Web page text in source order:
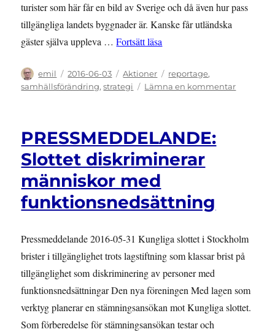
turister som här får en bild av Sverige och då även hur pass
tillgängliga landets byggnader är. Kanske får utländska
gäster själva uppleva …Fortsätt läsa
Författare
emil
Publicerat
den
2016-06-03 Kategorier
Aktioner Etiketter
reportage,
samhällsförändring,strategi Lämna en kommentartill
PRESSMEDDELANDE:
Slottet diskriminerar
människor med
funktionsnedsättning
Pressmeddelande 2016-05-31 Kungliga slottet i Stockholm
brister i tillgänglighet trots lagstiftning som klassar brist på
tillgänglighet som diskriminering av personer med
funktionsnedsättningar Den nya föreningen Med lagen som
verktyg planerar en stämningsansökan mot Kungliga slottet.
Som förberedelse för stämningsansökan testar och